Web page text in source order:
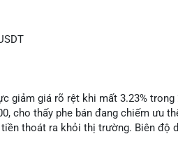
giảm giá rõ rệt khi mất 3.23% trong
cho thấy phe bán đang chiếm ưu
thoát ra khỏi thị trường. Biên độ